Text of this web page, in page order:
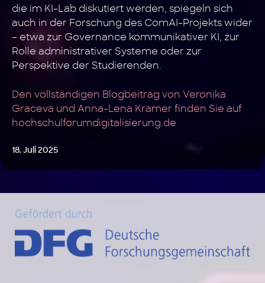
die im KI-Lab diskutiert werden, spiegeln sich
auch in der Forschung des ComAI-Projekts wider
– etwa zur Governance kommunikativer KI, zur
Rolle administrativer Systeme oder zur
Perspektive der Studierenden.
Den vollständigen Blogbeitrag von Veronika
Graceva und Anna-Lena Kramer finden Sie auf
hochschulforumdigitalisierung.de
18. Juli 2025